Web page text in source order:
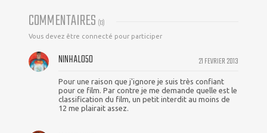
COMMENTAIRES (13)
Vous devez être connecté pour participer
21 FEVRIER 2013
NINHALO50
Pour une raison que j'ignore je suis très confiant
pour ce film. Par contre je me demande quelle est le
classification du film, un petit interdit au moins de
12 me plairait assez.